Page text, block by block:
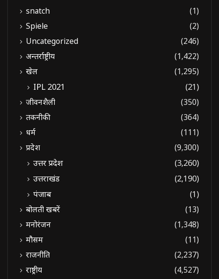
snatch
(1)
Spiele
(2)
Uncategorized
(246)
अन्तर्राष्ट्रीय
(1,422)
खेल
(1,295)
IPL 2021 (21)
जीवनशैली
(350)
तकनीकी
(364)
धर्म
(111)
प्रदेश
(9,300)
उत्तर प्रदेश
(3,260)
उत्तराखंड
(2,190)
पंजाब
(1)
बोलती खबरें
(13)
मनोरंजन
(1,348)
मौसम
(11)
राजनीति
(2,237)
राष्ट्रीय
(4,527)